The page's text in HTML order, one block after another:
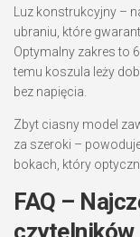
Luz konstrukcyjny –
ubraniu, które
Optymalny zakres to
temu koszula leży
bez napięcia.
Zbyt ciasny model
za szeroki –
bokach, który
FAQ –